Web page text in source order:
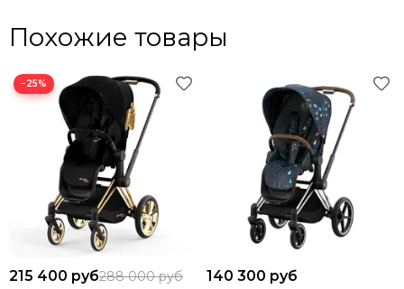
Похожие товары
−25%
215 400 руб288 000 руб
140 300 руб